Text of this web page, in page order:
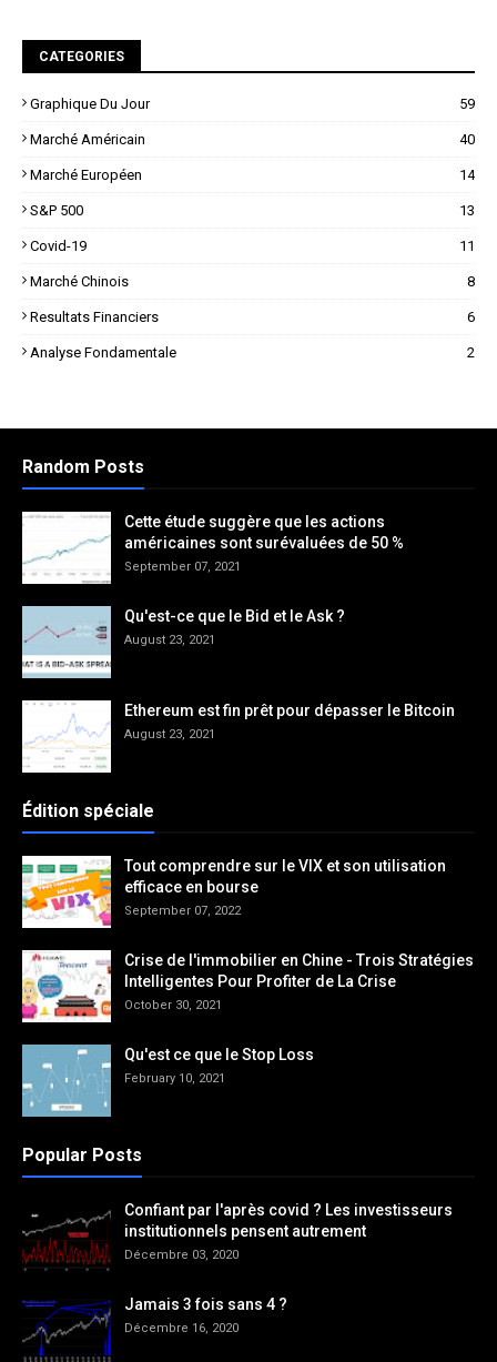
CATEGORIES
Graphique Du Jour 59
Marché Américain 40
Marché Européen 14
S&P 500 13
Covid-19 11
Marché Chinois 8
Resultats Financiers 6
Analyse Fondamentale 2
Random Posts
Cette étude suggère que les actions
américaines sont surévaluées de 50 %
September 07, 2021
Qu'est-ce que le Bid et le Ask ?
August 23, 2021
Ethereum est fin prêt pour dépasser le Bitcoin
August 23, 2021
Édition spéciale
Tout comprendre sur le VIX et son utilisation
efficace en bourse
September 07, 2022
Crise de l'immobilier en Chine - Trois Stratégies
Intelligentes Pour Profiter de La Crise
October 30, 2021
Qu'est ce que le Stop Loss
February 10, 2021
Popular Posts
Confiant par l'après covid ? Les investisseurs
institutionnels pensent autrement
Décembre 03, 2020
Jamais 3 fois sans 4 ?
Décembre 16, 2020